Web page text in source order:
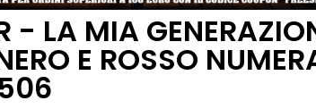
- LA MIA
E ROSSO